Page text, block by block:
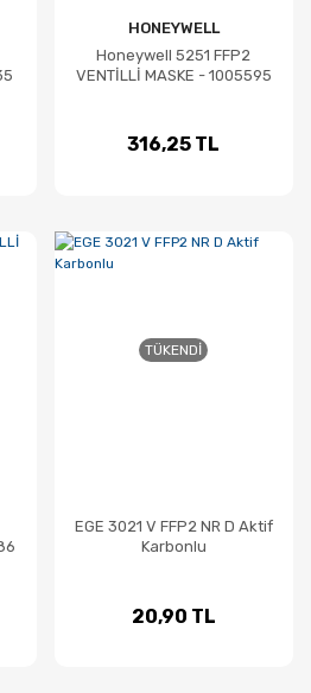
HONEYWELL
Honeywell 5251 FFP2
VENTİLLİ MASKE - 1005595
316,25 TL
TÜKENDI
EGE 3021 V FFP2 NR D Aktif
Karbonlu
20,90 TL